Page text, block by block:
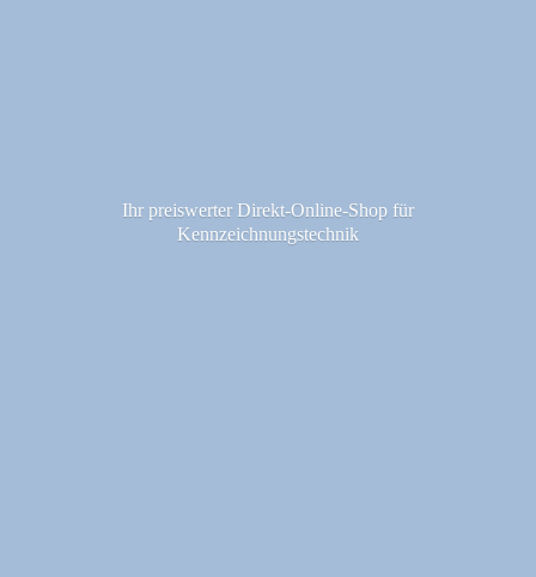
Ihr preiswerter Direkt-Online-Shop für
Kennzeichnungstechnik